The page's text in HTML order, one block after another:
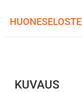
HUONESELOSTE
KUVAUS